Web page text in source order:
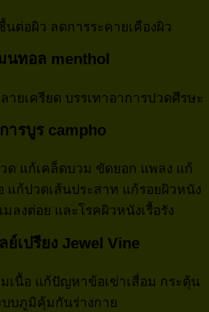
ต่อผิว ลดการระคายเคืองผิว
นทอล menthol
ยเครียด บรรเทาอาการปวดศีรษะ
การบูร campho
ด แก้เคล็ดบวม ขัดยอก แพลง แก้
แก้ปวดเส้นประสาท แก้รอยผิวหนัง
ลงต่อย และโรคผิวหนังเรื้อรัง
ย์เปรียง Jewel Vine
เนื้อ แก้ปัญหาข้อเข่าเสื่อม กระตุ้น
บบภูมิคุ้มกันร่างกาย